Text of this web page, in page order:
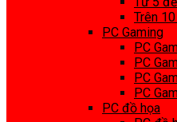
Trên
PC Gaming
PC
PC
PC
PC
PC đồ họa